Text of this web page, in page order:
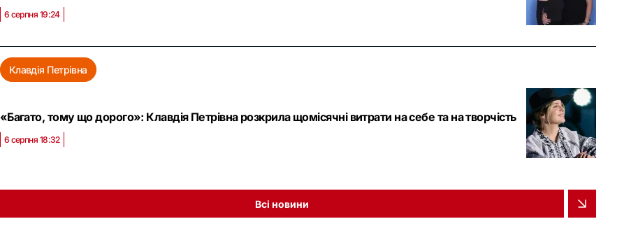
6 серпня 19:24
Клавдія Петрівна
«Багато, тому що дорого»: Клавдія Петрівна розкрила щомісячні витрати на себе та на творчість
6 серпня 18:32
Всі новини